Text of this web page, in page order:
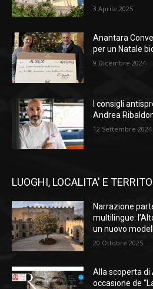
3 Aprile 2025
Anantara
per un Natale
9 Dicembre 2024
I consigli
Andrea
12 Settembre 2024
LUOGHI, LOCALITA' E
Narrazione
multilingue:
un nuovo
20 Ottobre 2025
Alla scoperta di
occasione de